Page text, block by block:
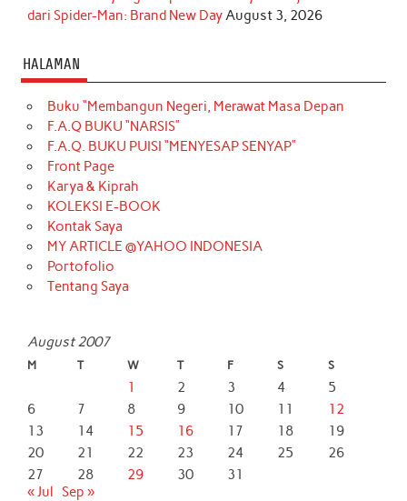
dari Spider-Man: Brand New DayAugust 3, 2026
HALAMAN
Buku “Membangun Negeri, Merawat Masa Depan
F.A.Q BUKU “NARSIS”
F.A.Q. BUKU PUISI “MENYESAP SENYAP”
Front Page
Karya & Kiprah
KOLEKSI E-BOOK
Kontak Saya
MY ARTICLE @YAHOO INDONESIA
Portofolio
Tentang Saya
August 2007
M T W T F S S
1 2 3 4
5
6
7 8 9 10 11
12
13
14 15 16 17 18
19
20
21 22 23 24 25
26
27
28 29 30
31
« Jul Sep »